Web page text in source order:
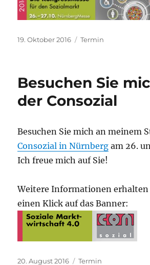
Veröffentlicht
19. Oktober 2016 Kategorien
Termin
Besuchen Sie
der Consozial
Besuchen Sie mich an meinem
Consozial in Nürnberg am 26.
Ich freue mich auf Sie!
Weitere Informationen erhalten
einen Klick auf das Banner:
Veröffentlicht
20. August 2016 Kategorien
Termin